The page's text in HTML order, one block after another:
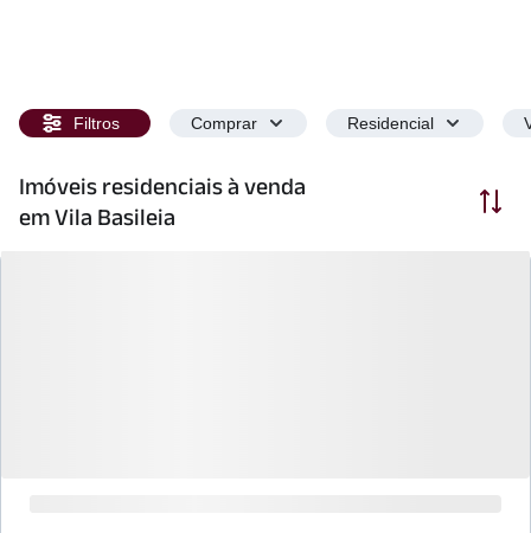
Filtros Comprar Residencial
Imóveis residenciais à venda
em Vila Basileia
Ordenar